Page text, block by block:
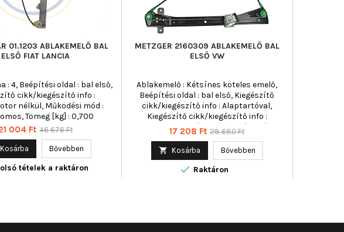
01.1203 ABLAKEMELŐ BAL
ELSŐ FIAT LANCIA
: 4, Beépítési oldal : bal első,
cikk/kiegészítő info :
nélkül, Működési mód :
Tömeg [kg] : 0,700
004 Ft Normál
46 676 Ft
Kosárba Bővebben
tételek a raktáron
METZGER 2160309 ABLAKEMELŐ BAL
ELSŐ VW
Ablakemelő : Kétsínes köteles emelő,
Beépítési oldal : bal első, Kiegészítő
cikk/kiegészítő info : Alaptartóval,
Kiegészítő cikk/kiegészítő info :
Villanymotor nélkül, Működési mód :
elektromos, Páros cikkszám : 2160310
Ár
17 208 Ft Normál
28 680 Ft
 Kosárba Bővebben
 Raktáron